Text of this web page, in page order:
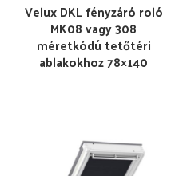
Velux DKL fényzáró roló
MK08 vagy 308
méretkódú tetőtéri
ablakokhoz 78×140